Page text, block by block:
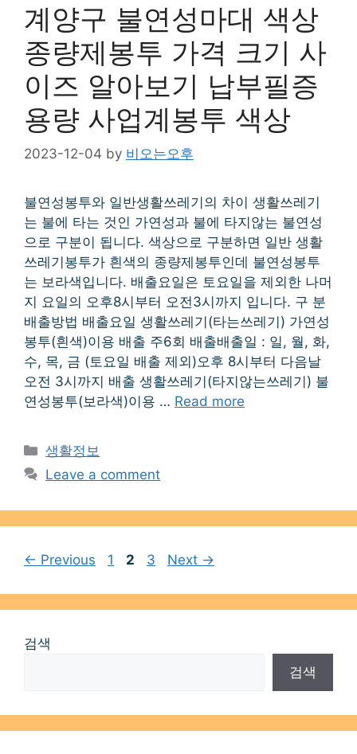
계양구 불연성마대 색상
종량제봉투 가격 크기 사
이즈 알아보기 납부필증
용량 사업계봉투 색상
2023-12-04 by 비오는오후
불연성봉투와 일반생활쓰레기의 차이 생활쓰레기
는 불에 타는 것인 가연성과 불에 타지않는 불연성
으로 구분이 됩니다. 색상으로 구분하면 일반 생활
쓰레기봉투가 흰색의 종량제봉투인데 불연성봉투
는 보라색입니다. 배출요일은 토요일을 제외한 나머
지 요일의 오후8시부터 오전3시까지 입니다. 구 분
배출방법 배출요일 생활쓰레기(타는쓰레기) 가연성
봉투(흰색)이용 배출 주6회 배출배출일 : 일, 월, 화,
수, 목, 금 (토요일 배출 제외)오후 8시부터 다음날
오전 3시까지 배출 생활쓰레기(타지않는쓰레기) 불
연성봉투(보라색)이용 … Read more
Categories
생활정보
Leave a comment
← Previous Page
1 Page
2 Page
3 Next →
검색
검색